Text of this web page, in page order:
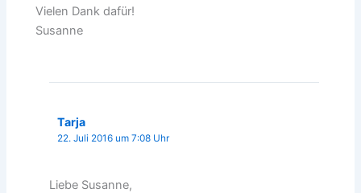
Vielen Dank dafür!
Susanne
Tarja
22. Juli 2016 um 7:08 Uhr
Liebe Susanne,